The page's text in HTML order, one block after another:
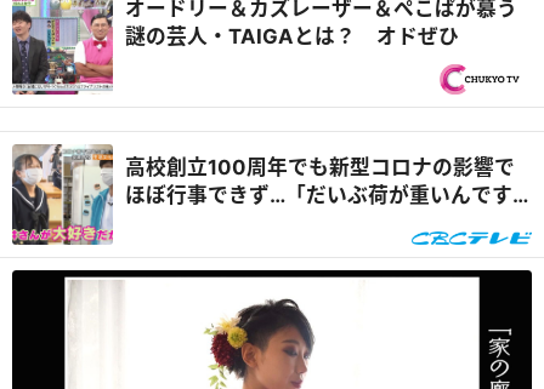
オードリー＆カズレーザー＆ぺこぱが慕う
謎の芸人・TAIGAとは？ オドぜひ
高校創立100周年でも新型コロナの影響で
ほぼ行事できず…「だいぶ荷が重いんです